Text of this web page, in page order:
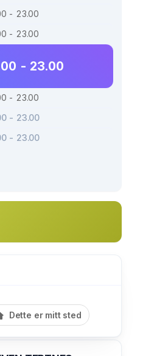
- 23.00
- 23.00
- 23.00
- 23.00
- 23.00
- 23.00
Dette er mitt sted